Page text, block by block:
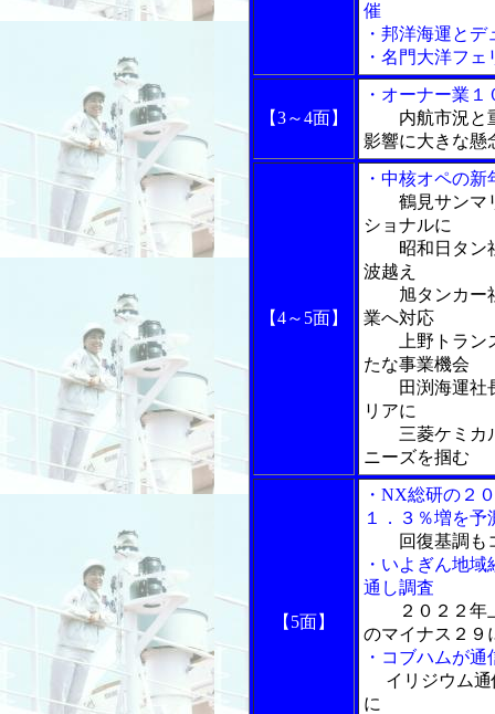
催
・邦洋海運と
・名門大洋フ
【3～4面】
・オーナー業
内航市況と
影響に大きな懸
【4～5面】
・中核オペの
鶴見サンマ
ショナルに
昭和日タン社
波越え
旭タンカー社
業へ対応
上野トランス
たな事業機会
田渕海運社長
リアに
三菱ケミカル
ニーズを掴む
【5面】
・NX総研の２
１．３％増を予
回復基調も
・いよぎん地
通し調査
２０２２
のマイナス２９
・コブハムが
イリジウム
に